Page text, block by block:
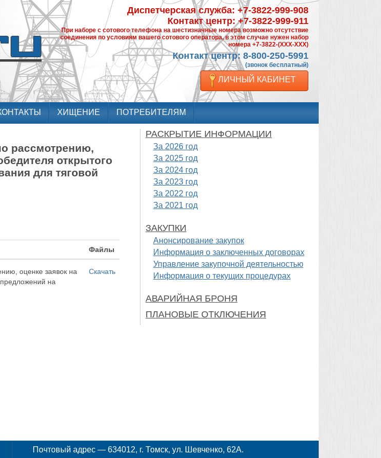
Диспетчерская служба: +7-3822-999-908
Контакт центр: +7-3822-999-911
При наборе с сотового телефона на шестизначные номера возможно отсутствие
соединения по условиям вашего сотового оператора, в этом случае нужен набор
номера +7-3822-(XXX-XXX)
Контакт центр: 8-800-250-5991
(звонок бесплатный)
ЛИЧНЫЙ КАБИНЕТ
ХИЩЕНИЕ ПОТРЕБИТЕЛЯМ
рассмотрению,
открытого
для тяговой
Файлы
оценке заявок на
на
Скачать
РАСКРЫТИЕ ИНФОРМАЦИИ
За 2026 год
За 2025 год
За 2024 год
За 2023 год
За 2022 год
За 2021 год
ЗАКУПКИ
Анонсирование закупок
Информация о заключенных договорах
Управление закупочной деятельностью
Информация о текущих процедурах
АВАРИЙНАЯ БРОНЯ
ПЛАНОВЫЕ ОТКЛЮЧЕНИЯ
Почтовый адрес — 634012, г. Томск, ул. Шевченко, 62А.